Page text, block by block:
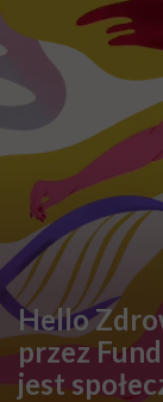
Hello
przez
jest